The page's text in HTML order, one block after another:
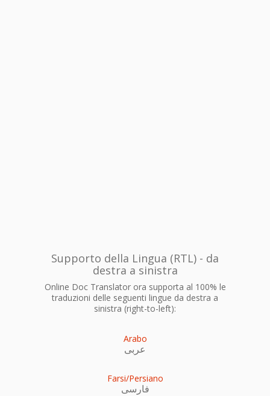
Supporto della Lingua (RTL) - da
destra a sinistra
Online Doc Translator ora supporta al 100% le
traduzioni delle seguenti lingue da destra a
sinistra (right-to-left):
Arabo
عربى
Farsi/Persiano
فارسی